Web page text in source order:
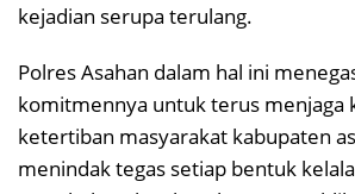
kejadian serupa terulang.
Polres Asahan dalam hal ini
komitmennya untuk terus menjaga
ketertiban masyarakat kabupaten
menindak tegas setiap bentuk